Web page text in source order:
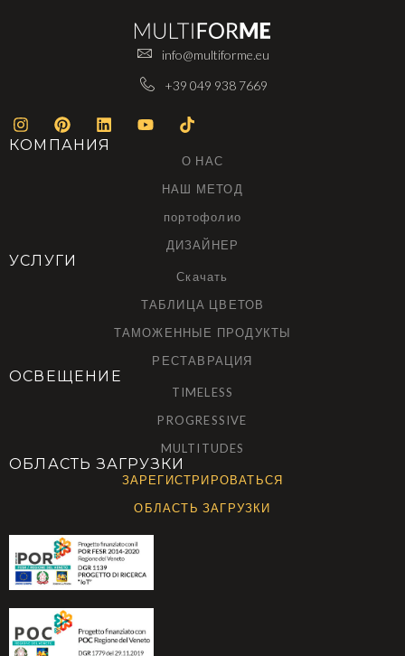
info@multiforme.eu
+39 049 938 7669
КОМПАНИЯ
О НАС
НАШ МЕТОД
портофолио
ДИЗАЙНЕР
УСЛУГИ
Скачать
ТАБЛИЦА ЦВЕТОВ
ТАМОЖЕННЫЕ ПРОДУКТЫ
РЕСТАВРАЦИЯ
ОСВЕЩЕНИЕ
TIMELESS
PROGRESSIVE
MULTITUDES
ОБЛАСТЬ ЗАГРУЗКИ
ЗАРЕГИСТРИРОВАТЬСЯ
ОБЛАСТЬ ЗАГРУЗКИ